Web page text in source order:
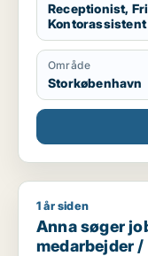
Receptionist,
Kontorassistent
Område
Storkøbenhavn
Anna søger job
1 år siden
Anna søger
medarbejder